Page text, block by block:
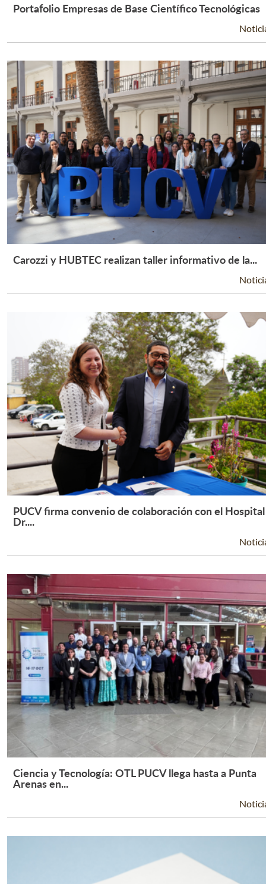
Leer Más +
Portafolio Empresas de Base Científico Tecnológicas
Leer Más +
Carozzi y HUBTEC realizan taller informativo de la...
Leer Más +
PUCV firma convenio de colaboración con el Hospital
Dr....
Leer Más +
Ciencia y Tecnología: OTL PUCV llega hasta a Punta
Arenas en...